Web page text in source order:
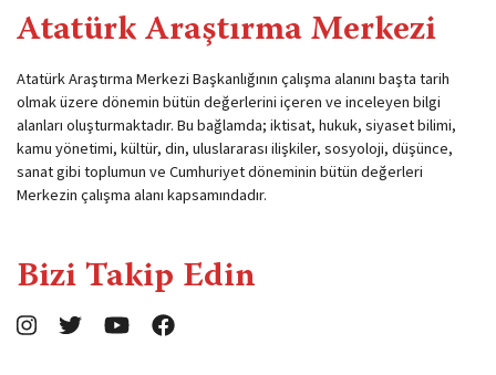
Atatürk Araştırma Merkezi
Atatürk Araştırma Merkezi Başkanlığının çalışma alanını başta tarih
olmak üzere dönemin bütün değerlerini içeren ve inceleyen bilgi
alanları oluşturmaktadır. Bu bağlamda; iktisat, hukuk, siyaset bilimi,
kamu yönetimi, kültür, din, uluslararası ilişkiler, sosyoloji, düşünce,
sanat gibi toplumun ve Cumhuriyet döneminin bütün değerleri
Merkezin çalışma alanı kapsamındadır.
Bizi Takip Edin